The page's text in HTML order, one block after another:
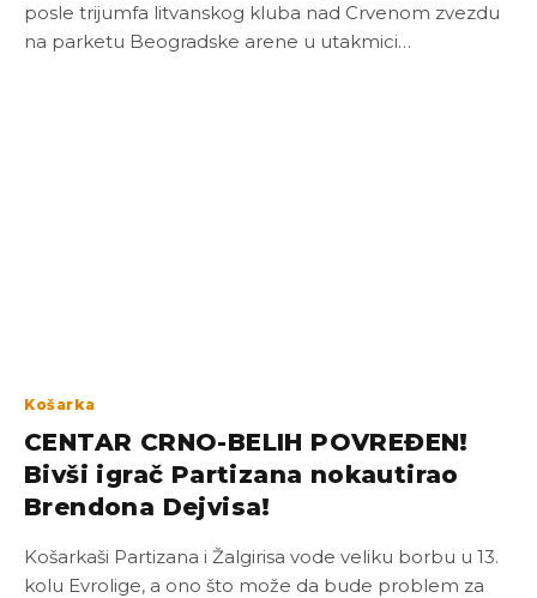
posle trijumfa litvanskog kluba nad Crvenom zvezdu
na parketu Beogradske arene u utakmici…
Košarka
CENTAR CRNO-BELIH POVREĐEN!
Bivši igrač Partizana nokautirao
Brendona Dejvisa!
Košarkaši Partizana i Žalgirisa vode veliku borbu u 13.
kolu Evrolige, a ono što može da bude problem za